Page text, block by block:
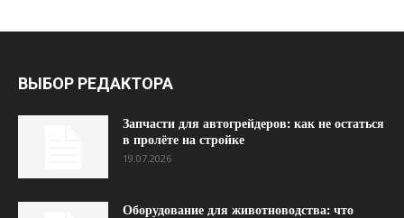
ВЫБОР РЕДАКТОРА
Запчасти для автогрейдеров: как не остаться
в пролёте на стройке
19.07.2026
Оборудование для животноводства: что